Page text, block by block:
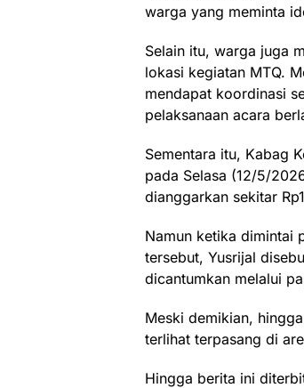
warga yang meminta
Selain itu, warga juga
lokasi kegiatan MTQ.
mendapat koordinasi
pelaksanaan acara
Sementara itu, Kabag
pada Selasa (12/5/
dianggarkan sekitar
Namun ketika dimintai
tersebut, Yusrijal
dicantumkan melalui
Meski demikian,
terlihat terpasang di
Hingga berita ini